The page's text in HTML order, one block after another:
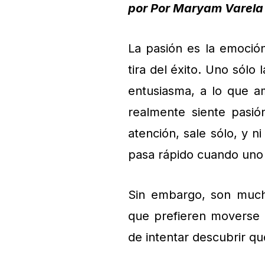
porPor Maryam Varela
La pasión es la
tira del éxito. Uno sólo
entusiasma, a lo que
realmente siente
atención, sale sólo, y
pasa rápido cuando
Sin embargo, son
que prefieren
de intentar descubrir